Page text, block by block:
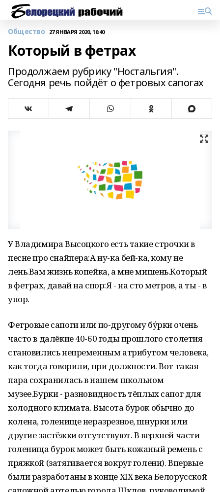
Общество 27 ЯНВАРЯ 2020, 16:40
Который в фетрах
Продолжаем рубрику "Ностальгия".
Сегодня речь пойдёт о фетровых сапогах
У Владимира Высоцкого есть такие строчки в
песне про снайпера:А ну-ка бей-ка, кому не
лень.Вам жизнь копейка, а мне мишень.Который
в фетрах, давай на спор:Я - на сто метров, а ты - в
упор.
Фетровые сапоги или по-другому бу́рки очень
часто в далёкие 40-60 годы прошлого столетия
становились непременным атрибутом человека,
как тогда говорили, при должности. Вот такая
пара сохранилась в нашем школьном
музее.Бурки - разновидность тёплых сапог для
холодного климата. Высота бурок обычно до
колена, голенище неразрезное, шнурки или
другие застёжки отсутствуют. В верхней части
голенища бурок может быть кожаный ремень с
пряжкой (затягивается вокруг голени). Впервые
были разработаны в конце XIX века Белорусской